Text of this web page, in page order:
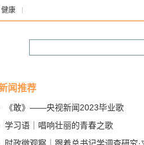
健康
闻推荐
《敢》——央视新闻2023毕业歌
学习语｜唱响壮丽的青春之歌